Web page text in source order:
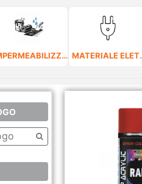
IMPERMEABILIZZANTI